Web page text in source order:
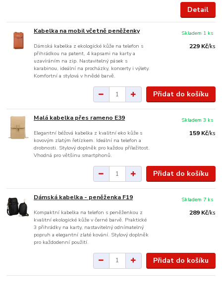
Detail
Kabelka na mobil včetně peněženky
Dámská kabelka z ekologické kůže na telefon s
přihrádkou na patent, 4 kapsami na karty a
uzavíráním na zip. Nastavitelný pásek s
karabinou, ideální na procházky, koncerty i výlety.
Komfortní a stylová v hnědé barvě.
229 Kč/ks
Skladem 1 ks
Přidat do košíku
Malá kabelka přes rameno E39
Elegantní béžová kabelka z kvalitní eko kůže s
kovovým zlatým řetízkem. Ideální na telefon a
drobnosti. Stylový doplněk pro každou příležitost.
Vhodná pro většinu smartphonů.
159 Kč/ks
Skladem 3 ks
Přidat do košíku
Dámská kabelka - peněženka F19
Kompaktní kabelka na telefon s peněženkou z
kvalitní ekologické kůže v černé barvě. Praktické
3 přihrádky na karty, nastavitelný odnímatelný
popruh a elegantní zlaté kování. Stylový doplněk
pro každodenní použití.
289 Kč/ks
Skladem 7 ks
Přidat do košíku